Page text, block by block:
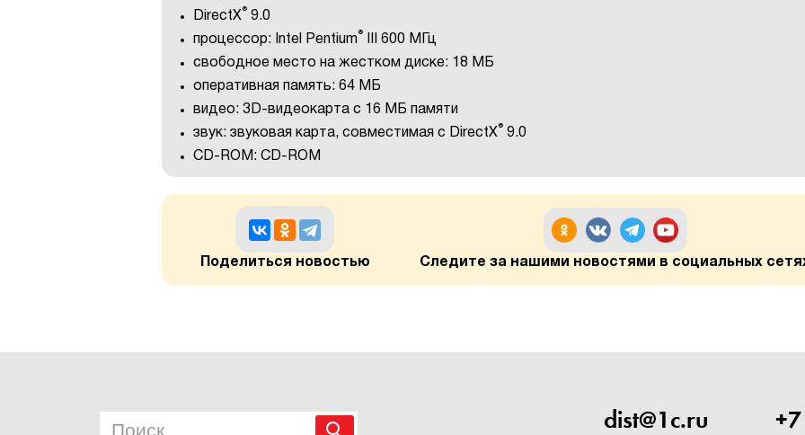
DirectX® 9.0
процессор: Intel Pentium®
III 600 МГц
свободное место на жестком диске: 18 МБ
оперативная память: 64 МБ
видео: 3D-видеокарта с 16 МБ памяти
звук: звуковая карта, совместимая с DirectX® 9.0
CD-ROM: CD-ROM
Поделиться новостью Следите за нашими новостями в социальных
dist@1c.ru